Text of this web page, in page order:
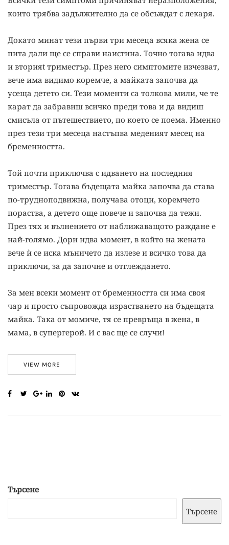
които трябва задължително да се обсъждат с лекаря.
Докато минат тези първи три месеца всяка жена се
пита дали ще се справи наистина. Точно тогава идва
и вторияt триместър. През него симптомите изчезват,
вече има видимо коремче, а майката започва да
усеща детето си. Tези моменти са толкова мили, че те
карат да забравиш всичко преди това и да видиш
смисъла от пътешествието, по което се поема. Именно
през тези три месеца настъпва меденият месец на
бременността.
Той почти приключва с идването на последния
триместър. Тогава бъдещата майка започва да става
по-трудноподвижна, получава отоци, коремчето
пораства, а детето още повече и започва да тежи.
През тях и вълнението от наближаващото раждане е
най-голямо. Дори идва момент, в който на жената
вече ѝ се иска мъничето да излезе и всичко това да
приключи, за да започне и отглеждането.
За мен всеки момент от бременността си има своя
чар и просто съпровожда израстването на бъдещата
майка. Така от момиче, тя се превръща в жена, в
мама, в супергерой. И с вас ще се случи!
VIEW MORE
Търсене
Търсене